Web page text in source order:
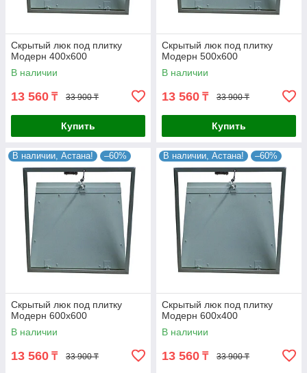
Скрытый люк под плитку
Модерн 400х600
В наличии
13 560 ₸ 33 900 ₸
Купить
Скрытый люк под плитку
Модерн 500х600
В наличии
13 560 ₸ 33 900 ₸
Купить
В наличии, Астана! –60%
Скрытый люк под плитку
Модерн 600х600
В наличии
13 560 ₸ 33 900 ₸
В наличии, Астана! –60%
Скрытый люк под плитку
Модерн 600х400
В наличии
13 560 ₸ 33 900 ₸